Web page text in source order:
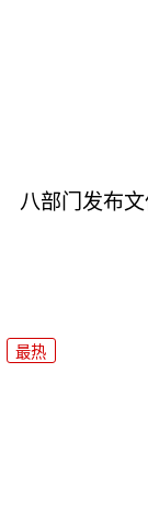
八部门发布
最热